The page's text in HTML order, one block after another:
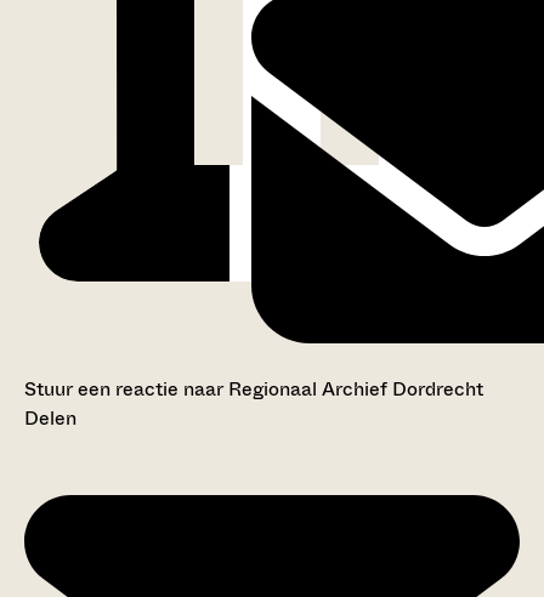
Stuur een reactie naar Regionaal Archief Dordrecht
Delen